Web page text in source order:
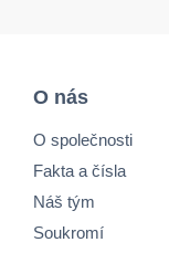
O nás
O společnosti
Fakta a čísla
Náš tým
Soukromí